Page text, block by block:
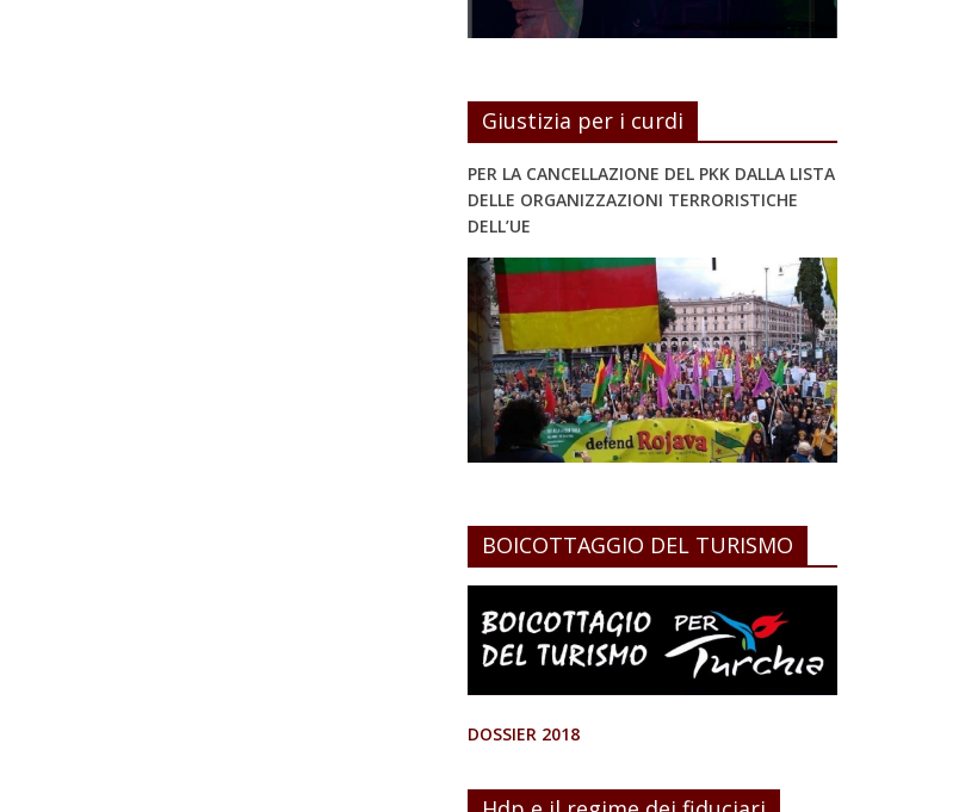
Giustizia per i curdi
PER LA CANCELLAZIONE DEL PKK DALLA LISTA
DELLE ORGANIZZAZIONI TERRORISTICHE
DELL’UE
BOICOTTAGGIO DEL TURISMO
DOSSIER 2018